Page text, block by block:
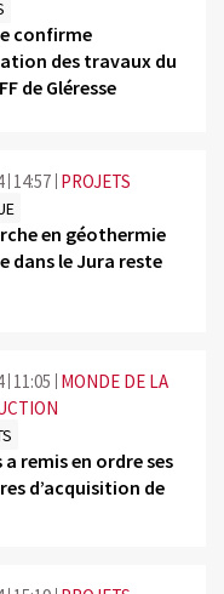
confirme
des travaux du
de Gléresse
14:57 PROJETS
en géothermie
dans le Jura reste
11:05 MONDE DE LA
a remis en ordre ses
d’acquisition de